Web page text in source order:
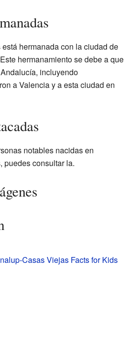
hermanada con la ciudad de
hermanamiento se debe a que
incluyendo
a Valencia y a esta ciudad en
notables nacidas en
puedes consultar la.
Casas Viejas Facts for Kids